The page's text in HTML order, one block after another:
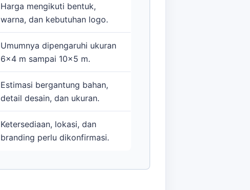
Harga mengikuti bentuk,
warna, dan kebutuhan logo.
Umumnya dipengaruhi ukuran
6x4 m sampai 10x5 m.
Estimasi bergantung bahan,
detail desain, dan ukuran.
Ketersediaan, lokasi, dan
branding perlu dikonfirmasi.